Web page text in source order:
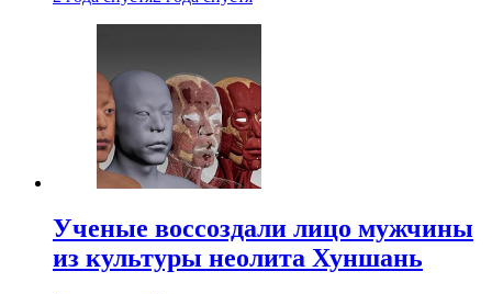
Ученые воссоздали лицо мужчины
из культуры неолита Хуншань